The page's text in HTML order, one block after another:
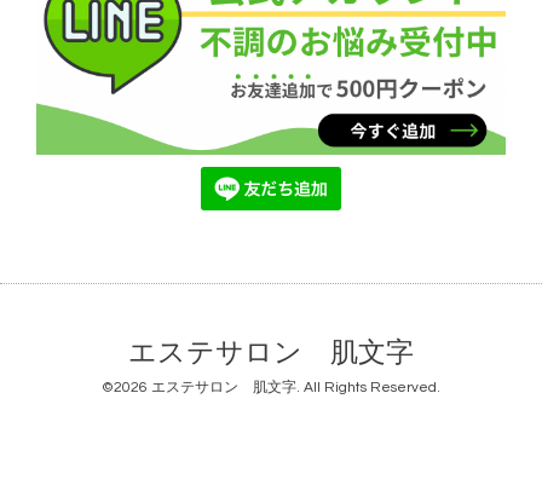
エステサロン 肌文字
©2026 エステサロン 肌文字. All Rights Reserved.